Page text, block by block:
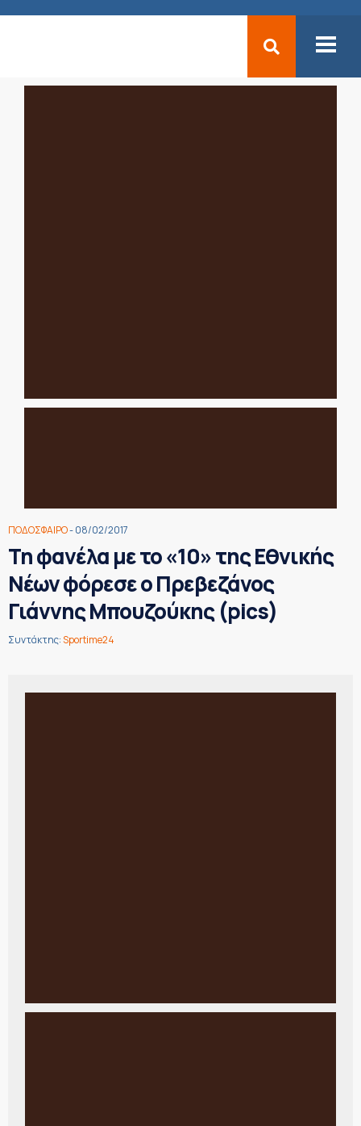
ΠΟΔΟΣΦΑΙΡΟ- 08/02/2017
Τη φανέλα με το «10» της Εθνικής
Νέων φόρεσε ο Πρεβεζάνος
Γιάννης Μπουζούκης (pics)
Συντάκτης:Sportime24